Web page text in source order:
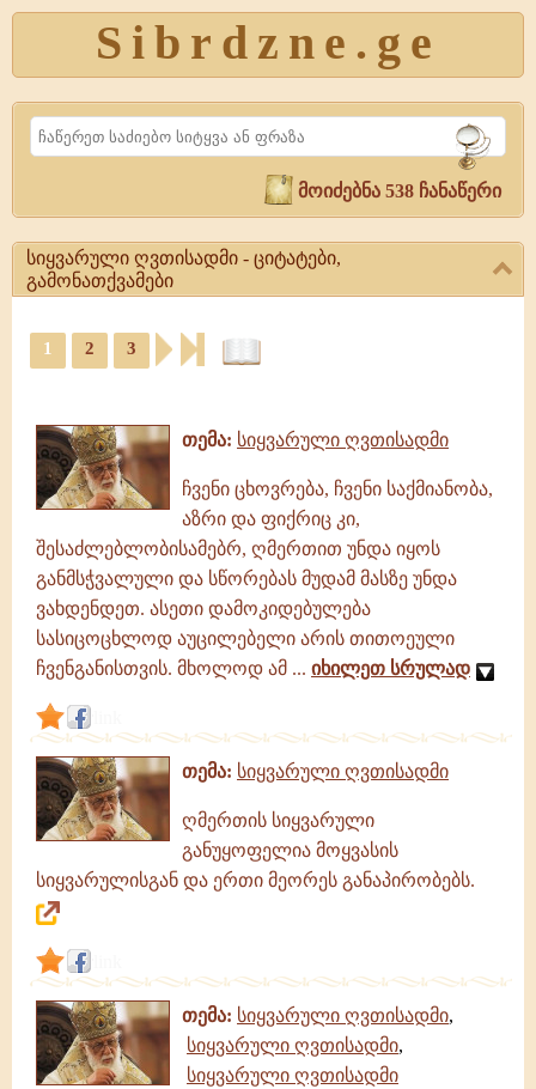
Sibrdzne.ge
Search
მოიძებნა 538 ჩანაწერი
სიყვარული ღვთისადმი - ციტატები,
გამონათქვამები
ღვთისადმი
სიყვარული
ღვთისადმი,
გამონათქვამები
გამონათქვამები
1 2 3
თემა: სიყვარული ღვთისადმი
ჩვენი ცხოვრება, ჩვენი საქმიანობა,
აზრი და ფიქრიც კი,
შესაძლებლობისამებრ, ღმერთით უნდა იყოს
განმსჭვალული და სწორებას მუდამ მასზე უნდა
ვახდენდეთ. ასეთი დამოკიდებულება
სასიცოცხლოდ აუცილებელი არის თითოეული
ჩვენგანისთვის. მხოლოდ ამ ... იხილეთ სრულად
თემა: სიყვარული ღვთისადმი
ღმერთის სიყვარული
განუყოფელია მოყვასის
სიყვარულისგან და ერთი მეორეს განაპირობებს.
თემა: სიყვარული ღვთისადმი,
სიყვარული ღვთისადმი,
სიყვარული ღვთისადმი